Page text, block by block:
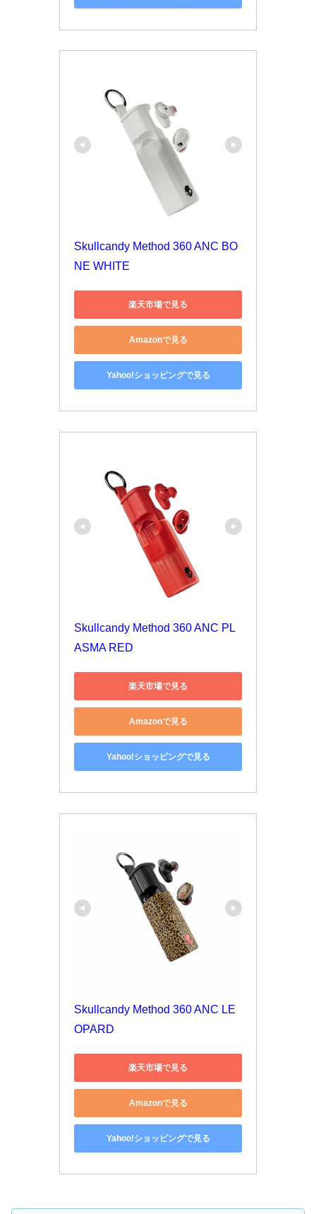
Skullcandy Method 360 ANC BO
NE WHITE
楽天市場で見る
Amazonで見る
Yahoo!ショッピングで見る
Skullcandy Method 360 ANC PL
ASMA RED
楽天市場で見る
Amazonで見る
Yahoo!ショッピングで見る
Skullcandy Method 360 ANC LE
OPARD
楽天市場で見る
Amazonで見る
Yahoo!ショッピングで見る